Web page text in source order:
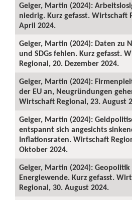
Geiger, Martin (2024):
niedrig. Kurz gefasst. Wirtschaft
April 2024.
Geiger, Martin (2024): Daten zu
und SDGs fehlen. Kurz gefasst.
Regional, 20. Dezember 2024.
Geiger, Martin (2024):
der EU an, Neugründungen
Wirtschaft Regional, 23. August
Geiger, Martin (2024):
entspannt sich angesichts
Inflationsraten. Wirtschaft
Oktober 2024.
Geiger, Martin (2024): Geopolitik
Energiewende. Kurz gefasst.
Regional, 30. August 2024.